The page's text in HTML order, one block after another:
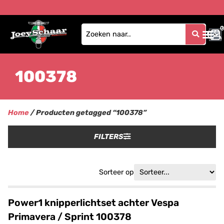
0
0
100378
Home/ Producten getagged “100378”
FILTERS
Sorteer op
Power1 knipperlichtset achter Vespa
Primavera / Sprint 100378